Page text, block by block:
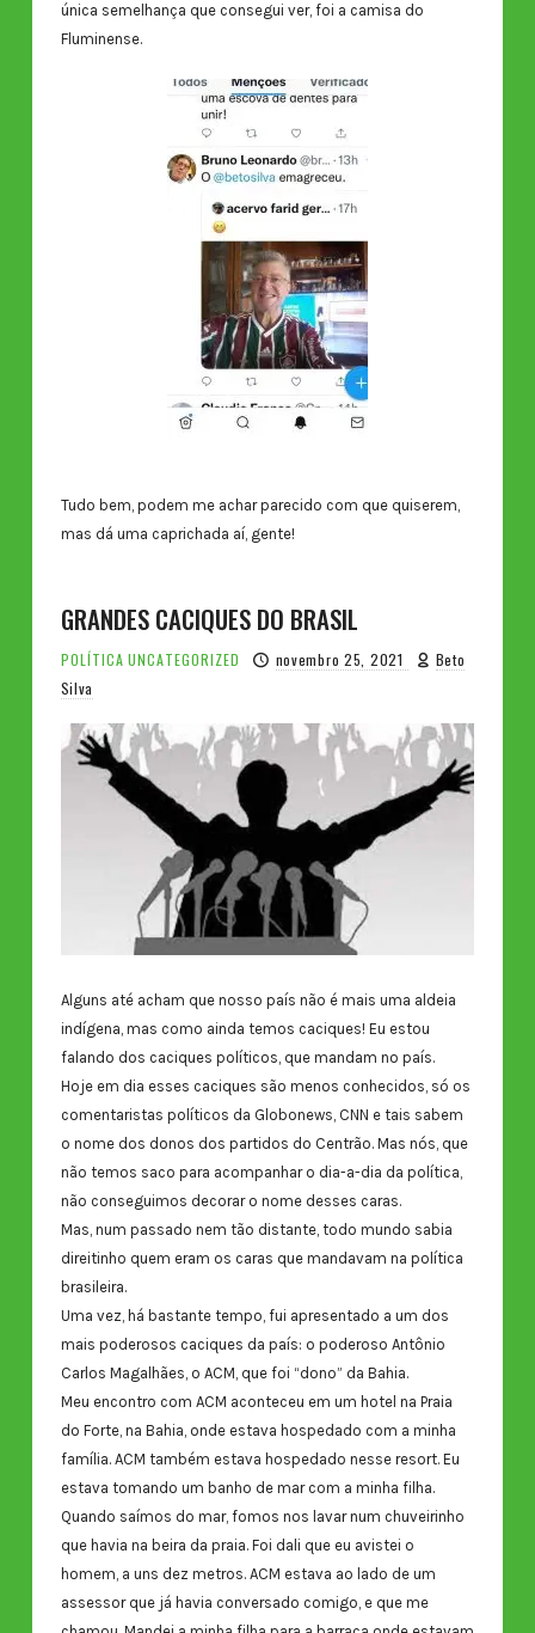
única semelhança que consegui ver, foi a camisa do
Fluminense.
Tudo bem, podem me achar parecido com que quiserem,
mas dá uma caprichada aí, gente!
GRANDES CACIQUES DO BRASIL
POLÍTICA UNCATEGORIZED novembro 25, 2021
Beto
Silva
Alguns até acham que nosso país não é mais uma aldeia
indígena, mas como ainda temos caciques! Eu estou
falando dos caciques políticos, que mandam no país.
Hoje em dia esses caciques são menos conhecidos, só os
comentaristas políticos da Globonews, CNN e tais sabem
o nome dos donos dos partidos do Centrão. Mas nós, que
não temos saco para acompanhar o dia-a-dia da política,
não conseguimos decorar o nome desses caras.
Mas, num passado nem tão distante, todo mundo sabia
direitinho quem eram os caras que mandavam na política
brasileira.
Uma vez, há bastante tempo, fui apresentado a um dos
mais poderosos caciques da país: o poderoso Antônio
Carlos Magalhães, o ACM, que foi “dono” da Bahia.
Meu encontro com ACM aconteceu em um hotel na Praia
do Forte, na Bahia, onde estava hospedado com a minha
família. ACM também estava hospedado nesse resort. Eu
estava tomando um banho de mar com a minha filha.
Quando saímos do mar, fomos nos lavar num chuveirinho
que havia na beira da praia. Foi dali que eu avistei o
homem, a uns dez metros. ACM estava ao lado de um
assessor que já havia conversado comigo, e que me